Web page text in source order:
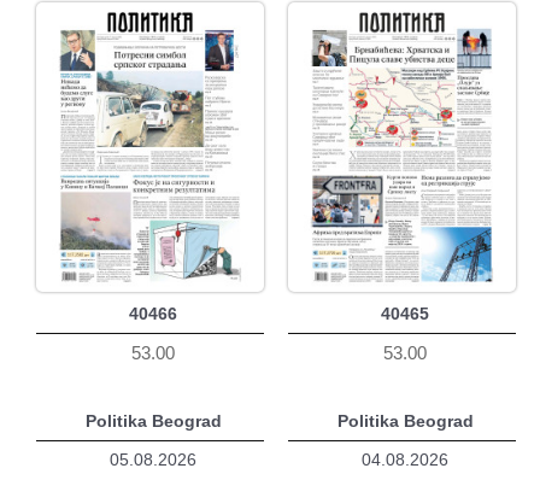
40466
53.00
40465
53.00
Politika Beograd
05.08.2026
Politika Beograd
04.08.2026